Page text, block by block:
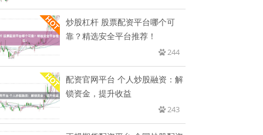
炒股杠杆 股票配资平台哪个可
靠？精选安全平台推荐！
244
配资官网平台 个人炒股融资：解
锁资金，提升收益
243